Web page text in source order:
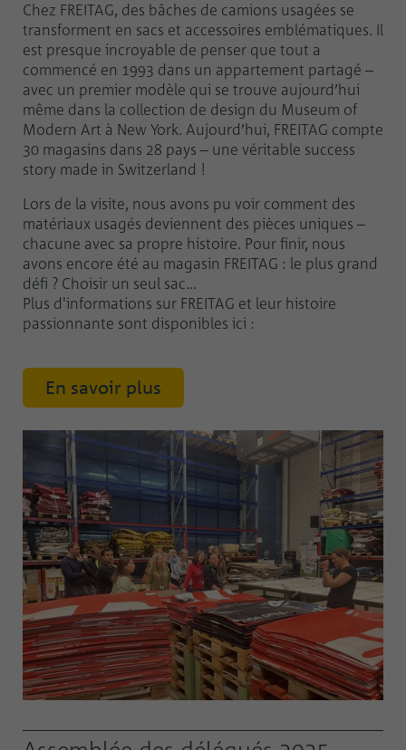
Chez FREITAG, des bâches de camions usagées se
transforment en sacs et accessoires emblématiques. Il
est presque incroyable de penser que tout a
commencé en 1993 dans un appartement partagé –
avec un premier modèle qui se trouve aujourd’hui
même dans la collection de design du Museum of
Modern Art à New York. Aujourd’hui, FREITAG compte
30 magasins dans 28 pays – une véritable success
story made in Switzerland !
Lors de la visite, nous avons pu voir comment des
matériaux usagés deviennent des pièces uniques –
chacune avec sa propre histoire. Pour finir, nous
avons encore été au magasin FREITAG : le plus grand
défi ? Choisir un seul sac…
Plus d'informations sur FREITAG et leur histoire
passionnante sont disponibles ici :
En savoir plus